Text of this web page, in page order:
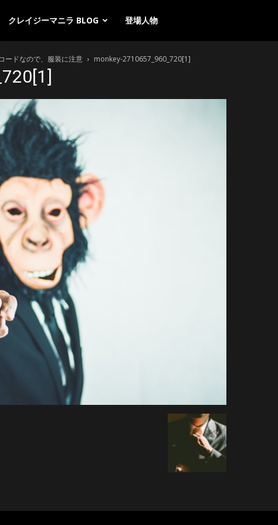
クレイジーマニラ BLOG 登場人物
ードなので、服装に注意 monkey-2710657_960_720[1]